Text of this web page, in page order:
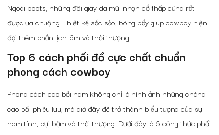
Ngoài boots, những đôi giày da mũi nhọn cổ thấp cũng rất
được ưa chuộng. Thiết kế sắc sảo, bóng bẩy giúp cowboy hiện
đại thêm phần lịch lãm và thời thượng.
Top 6 cách phối đồ cực chất chuẩn
phong cách cowboy
Phong cách cao bồi nam không chỉ là hình ảnh những chàng
cao bồi phiêu lưu, mà giờ đây đã trở thành biểu tượng của sự
nam tính, bụi bặm và thời thượng. Dưới đây là 6 công thức phối